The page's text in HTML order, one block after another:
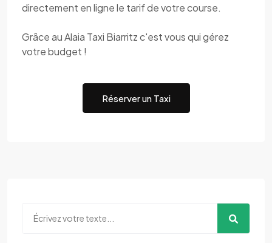
directement en ligne le tarif de votre course.
Grâce au Alaia Taxi Biarritz c'est vous qui gérez
votre budget !
Réserver un Taxi